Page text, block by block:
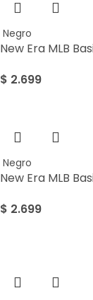
Negro
New Era MLB
$ 2.699
Negro
New Era MLB
$ 2.699